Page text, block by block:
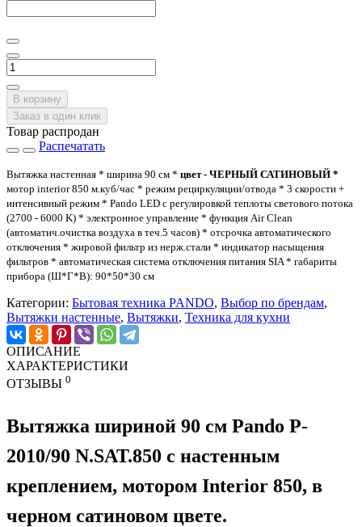
В корзину
Заказ в один клик
Товар распродан
Распечатать
Вытяжка настенная * ширина 90 см * цвет - ЧЕРНЫЙ САТИНОВЫЙ *
мотор interior 850 м.куб/час * режим рециркуляции/отвода * 3 скорости +
интенсивный режим * Pando LED с регулировкой теплоты светового потока
(2700 - 6000 K) * электронное управление * функция Air Clean
(автоматич.очистка воздуха в теч.5 часов) * отсрочка автоматического
отключения * жировой фильтр из нерж.стали * индикатор насыщения
фильтров * автоматическая система отключения питания SIA * габариты
прибора (Ш*Г*В): 90*50*30 см
Категории: Бытовая техника PANDO, Выбор по брендам,
Вытяжки настенные, Вытяжки, Техника для кухни
ОПИСАНИЕ
ХАРАКТЕРИСТИКИ
ОТЗЫВЫ 0
Вытяжка шириной 90 см Pando P-
2010/90 N.SAT.850 с настенным
креплением, мотором Interior 850, в
черном сатиновом цвете.